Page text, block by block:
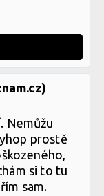
Nemůžu
prostě
si to tu
sam.